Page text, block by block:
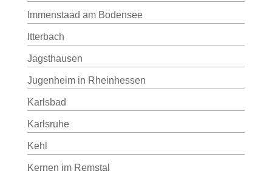
Immenstaad am Bodensee
Itterbach
Jagsthausen
Jugenheim in Rheinhessen
Karlsbad
Karlsruhe
Kehl
Kernen im Remstal